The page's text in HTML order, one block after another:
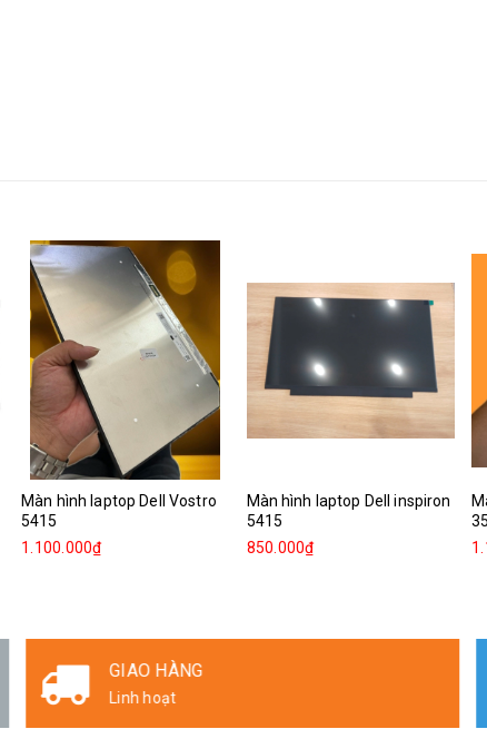
Màn hình laptop Dell Vostro
5415
1.100.000₫
Màn hình laptop Dell inspiron
5415
850.000₫
GIAO HÀNG
Linh hoạt